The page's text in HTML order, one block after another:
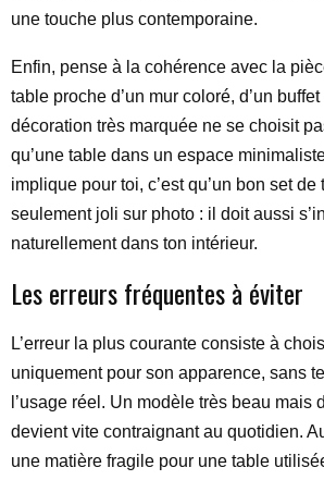
une touche plus contemporaine.
Enfin, pense à la cohérence avec la
table proche d’un mur coloré, d’un
décoration très marquée ne se choisit
qu’une table dans un espace
implique pour toi, c’est qu’un bon set de
seulement joli sur photo : il doit aussi
naturellement dans ton intérieur.
Les erreurs fréquentes à éviter
L’erreur la plus courante consiste à
uniquement pour son apparence, sans
l’usage réel. Un modèle très beau mais
devient vite contraignant au quotidien.
une matière fragile pour une table